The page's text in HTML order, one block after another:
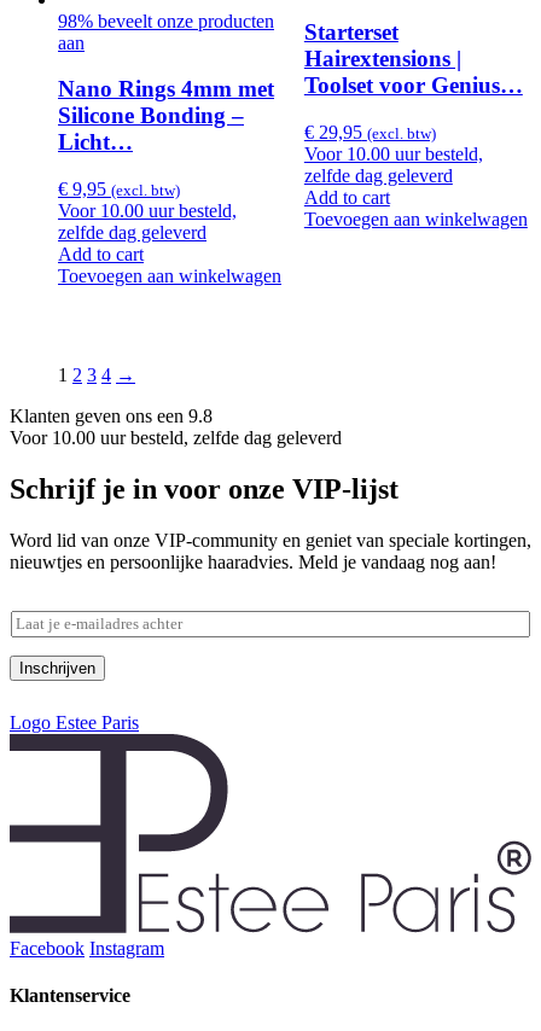
98% beveelt onze producten
aan
Nano Rings 4mm met
Silicone Bonding –
Licht…
€ 9,95 (excl. btw)
Voor 10.00 uur besteld,
zelfde dag geleverd
Add to cart
Toevoegen aan winkelwagen
Starterset
Hairextensions |
Toolset voor Genius…
€29,95 (excl. btw)
Voor 10.00 uur besteld,
zelfde dag geleverd
Add to cart
Toevoegen aan winkelwagen
1 2 3 4 →
Klanten geven ons een 9.8
Voor 10.00 uur besteld, zelfde dag geleverd
Schrijf je in voor onze VIP-lijst
Word lid van onze VIP-community en geniet van speciale kortingen,
nieuwtjes en persoonlijke haaradvies. Meld je vandaag nog aan!
m
E
m
a
*
E
m
a
i
*
Inschrijven
Logo Estee Paris
Facebook Instagram
Klantenservice